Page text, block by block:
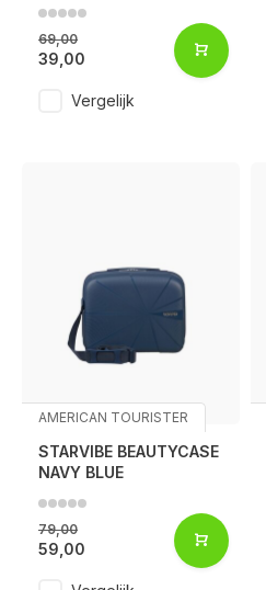
69,00
39,00
Vergelijk
AMERICAN TOURISTER
STARVIBE BEAUTYCASE
NAVY BLUE
79,00
59,00